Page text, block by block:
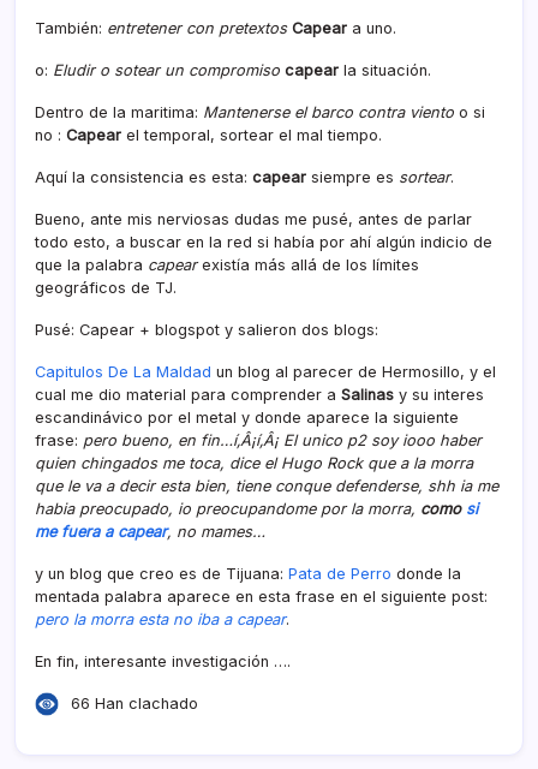
También: entretener con pretextos Capear a uno.
o: Eludir o sotear un compromiso capear la situación.
Dentro de la maritima: Mantenerse el barco contra viento o si
no : Capear el temporal, sortear el mal tiempo.
Aquí­ la consistencia es esta: capear siempre es sortear.
Bueno, ante mis nerviosas dudas me pusé, antes de parlar
todo esto, a buscar en la red si habí­a por ahí­ algún indicio de
que la palabra capearexistí­a más allá de los lí­mites
geográficos de TJ.
Pusé: Capear + blogspot y salieron dos blogs:
Capitulos De La Maldad un blog al parecer de Hermosillo, y el
cual me dio material para comprender a Salinas y su interes
escandinávico por el metal y donde aparece la siguiente
frase: pero bueno, en fin…í‚Â¡í‚Â¡ El unico p2 soy iooo haber
quien chingados me toca, dice el Hugo Rock que a la morra
que le va a decir esta bien, tiene conque defenderse, shh ia me
habia preocupado, io preocupandome por la morra, como si
me fuera a capear, no mames…
y un blog que creo es de Tijuana: Pata de Perro donde la
mentada palabra aparece en esta frase en el siguiente post:
pero la morra esta no iba a capear.
En fin, interesante investigación ….
66 Han clachado